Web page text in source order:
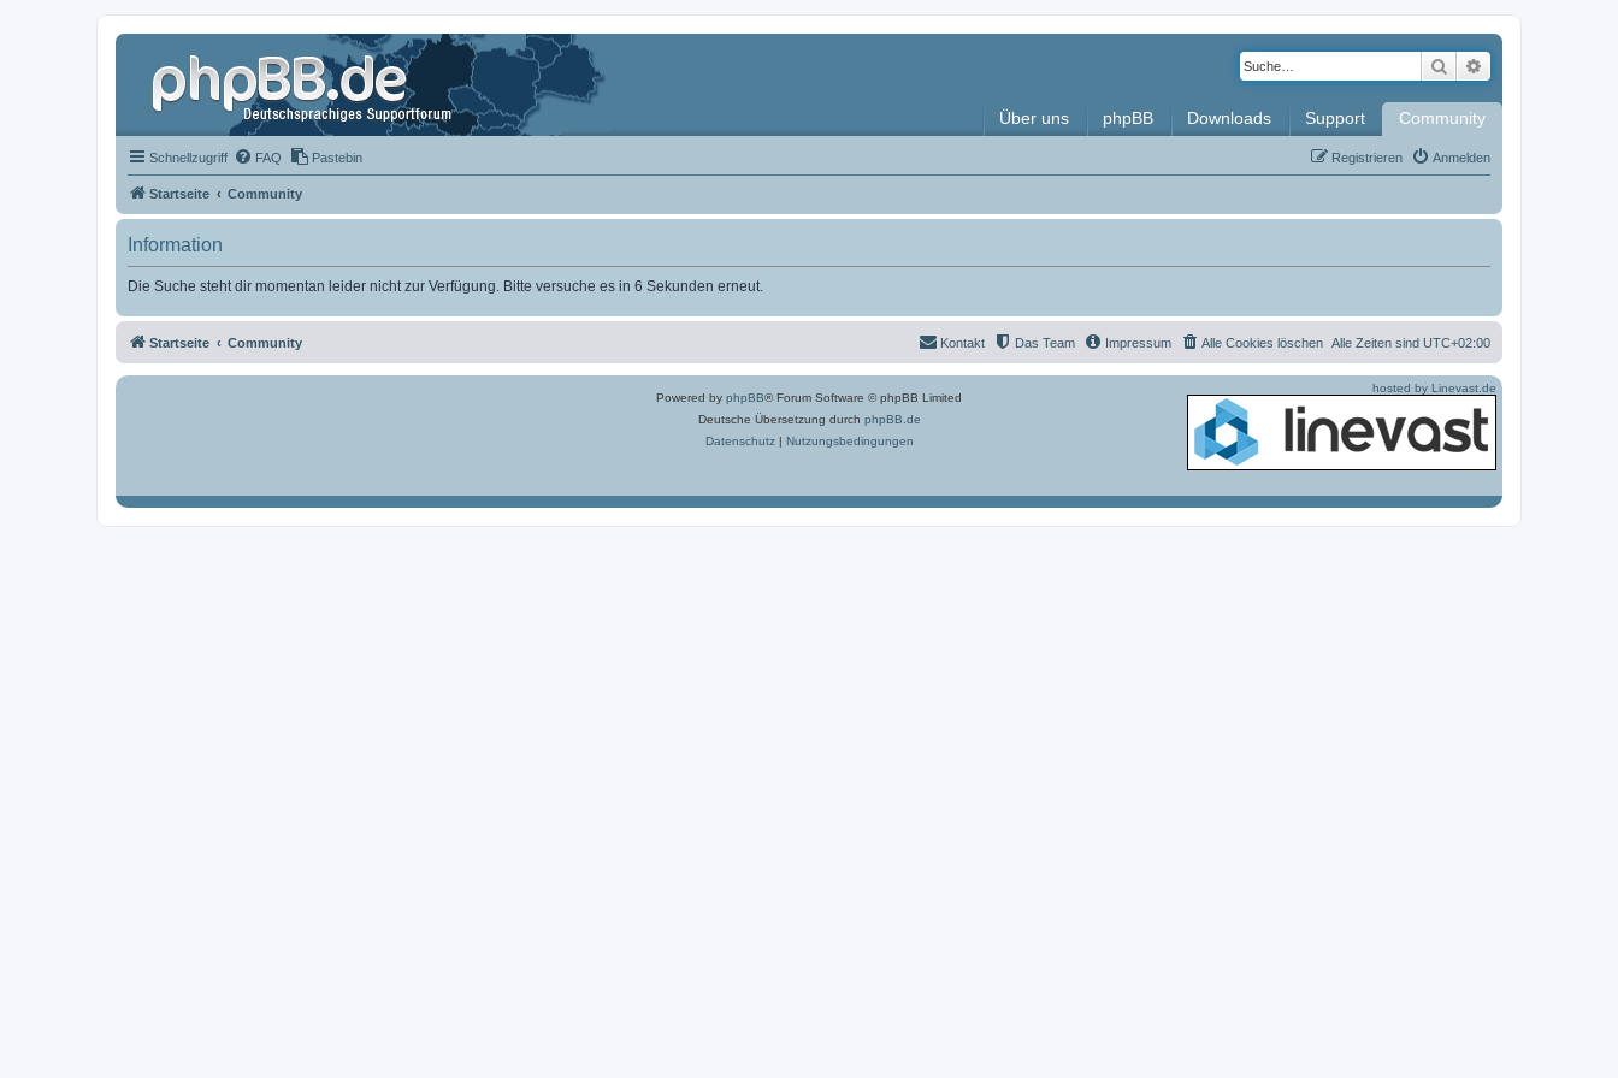
Suche
Über uns phpBB Downloads Support Community
Schnellzugriff FAQ Pastebin Anmelden
Registrieren
Startseite Community
Information
Die Suche steht dir momentan leider nicht zur Verfügung. Bitte versuche es in 6 Sekunden erneut.
Startseite Community Alle Zeiten sind UTC+02:00
Alle Cookies löschen
Impressum
Das Team
Kontakt
Powered by phpBB® Forum Software © phpBB Limited
Deutsche Übersetzung durch phpBB.de
Datenschutz| Nutzungsbedingungen
hosted by Linevast.de